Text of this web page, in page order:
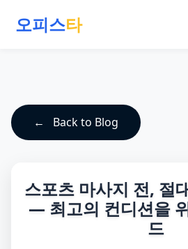
오피스타
Back to Blog
스포츠 마사지 전, 절
— 최고의 컨디션을
드